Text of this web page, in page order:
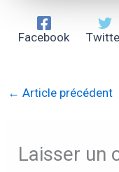
Facebook
← Article précédent
Laisser un